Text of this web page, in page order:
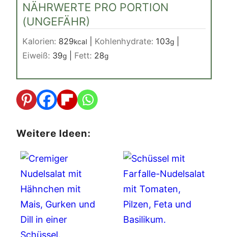
NÄHRWERTE PRO PORTION
(UNGEFÄHR)
Kalorien: 829kcal Kohlenhydrate: 103g
Eiweiß: 39g Fett: 28g
Weitere Ideen: